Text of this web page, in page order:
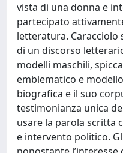
vista di una donna e
partecipato
letteratura. Caracciolo
di un discorso
modelli maschili,
emblematico e
biografica e il suo
testimonianza unica
usare la parola scritta
e intervento politico.